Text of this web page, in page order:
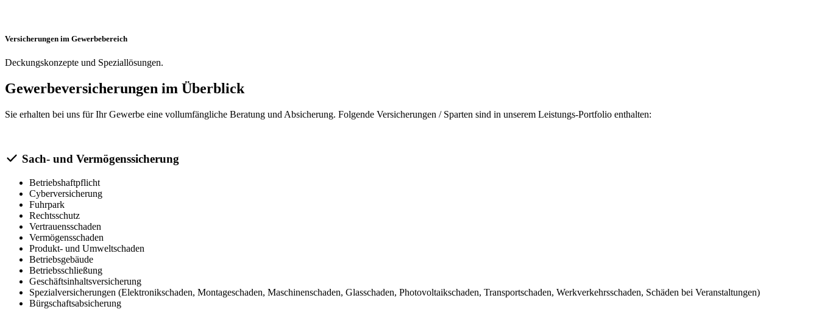
Versicherungen im Gewerbebereich
Deckungskonzepte und Speziallösungen.
Gewerbeversicherungen im Überblick
Sie erhalten bei uns für Ihr Gewerbe eine vollumfängliche Beratung und Absicherung. Folgende Versicherungen / Sparten sind in unserem Leistungs-Portfolio enthalten:
Sach- und Vermögenssicherung
Betriebshaftpflicht
Cyberversicherung
Fuhrpark
Rechtsschutz
Vertrauensschaden
Vermögensschaden
Produkt- und Umweltschaden
Betriebsgebäude
Betriebsschließung
Geschäftsinhaltsversicherung
Spezialversicherungen (Elektronikschaden, Montageschaden, Maschinenschaden, Glasschaden, Photovoltaikschaden, Transportschaden, Werkverkehrsschaden, Schäden bei Veranstaltungen)
Bürgschaftsabsicherung